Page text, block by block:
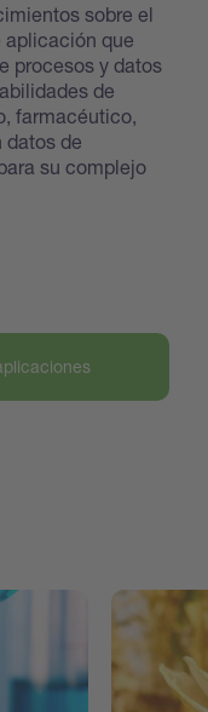
sobre el
aplicación que
procesos y datos
de
farmacéutico,
datos de
su complejo